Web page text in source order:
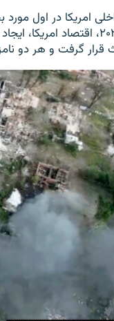
امریکا در اول
جنوری ۲۰۲۰، اقتصاد
گرفت و هر دو